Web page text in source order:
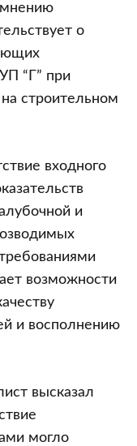
о
“Г” при
строительном
входного
и
возможности
и восполнению
высказал
могло